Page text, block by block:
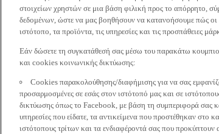
στοιχείων χρηστών σε μια βάση φιλική προς το απόρρητο,
δεδομένων, ώστε να μας βοηθήσουν να κατανοήσουμε πώς οι
ιστότοπο, τα προϊόντα, τις υπηρεσίες και τις προσπάθειες
Εάν δώσετε τη συγκατάθεσή σας μέσω του παρακάτω
και cookies κοινωνικής δικτύωσης:
Cookies παρακολούθησης/διαφήμισης για να σας
προσαρμοσμένες σε εσάς στον ιστότοπό μας και σε
δικτύωσης όπως το Facebook, με βάση τη συμπεριφορά σας
υπηρεσίες που είδατε, τα αντικείμενα που προστέθηκαν στο
ιστότοπους τρίτων και τα ενδιαφέροντά σας που